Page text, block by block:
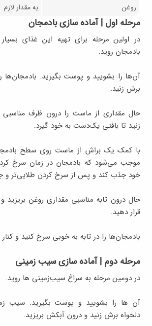
روغن
به مقدار لازم
مرحله اول | آماده سازی بادمجان
در اولین مرحله برای تهیه این غذای
بادمجان روید.
آن‌ها را بشویید و پوست بگیرید. بادمجان‌ها
برش زنید.
حال مقداری از ماست را درون ظرف مناسبی
زنید تا بافتی یک‌دست به خود گیرد.
با کمک یک براش از ماست روی سطح
موجب می‌شود که بادمجان در زمان سرخ
خود جذب کند و پس از سرخ کردن طلایی‌تر و
حال درون تابه مناسبی مقداری روغن بریزید
قرار دهید.
بادمجان‌ها را در تابه به خوبی سرخ کنید و کنار
مرحله دوم | آماده سازی سیب زمینی
در دومین مرحله به سراغ سیب‌زمینی ها روید.
آن ها را بشویید و پوست بگیرید. سیب
دلخواه برش زنید و درون آبکش بریزید.